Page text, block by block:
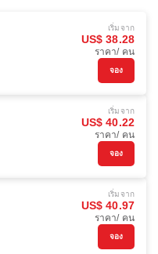
เริ่มจาก
US$ 38.28
ราคา/ คน
จอง
เริ่มจาก
US$ 40.22
ราคา/ คน
จอง
เริ่มจาก
US$ 40.97
ราคา/ คน
จอง